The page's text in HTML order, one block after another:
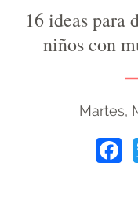
16 ideas para
niños con
Martes,